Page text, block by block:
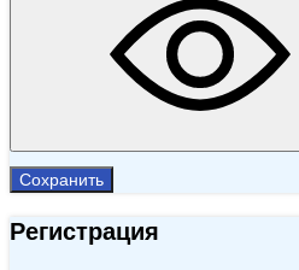
Сохранить
Регистрация